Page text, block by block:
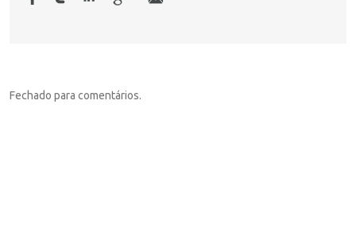
Fechado para comentários.